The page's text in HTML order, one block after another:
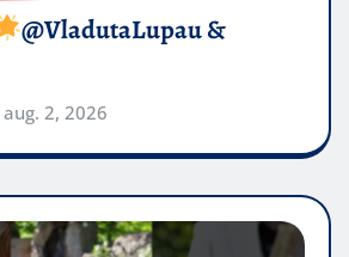
@VladutaLupau &
aug. 2, 2026